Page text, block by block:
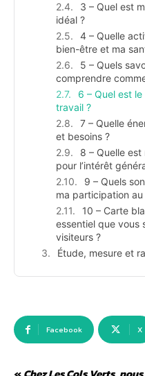
3 – Quel est
idéal ?
4 – Quelle
bien-être et ma
5 – Quels
comprendre
6 – Quel est
travail ?
7 – Quelle
et besoins ?
8 – Quelle
pour l’intérêt
9 – Quels
ma participation
10 – Carte
essentiel que vous
visiteurs ?
Étude, mesure et
Facebook X